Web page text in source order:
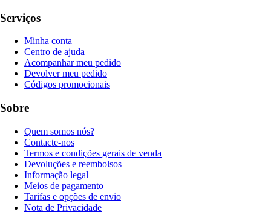
Serviços
Minha conta
Centro de ajuda
Acompanhar meu pedido
Devolver meu pedido
Códigos promocionais
Sobre
Quem somos nós?
Contacte-nos
Termos e condições gerais de venda
Devoluções e reembolsos
Informação legal
Meios de pagamento
Tarifas e opções de envio
Nota de Privacidade